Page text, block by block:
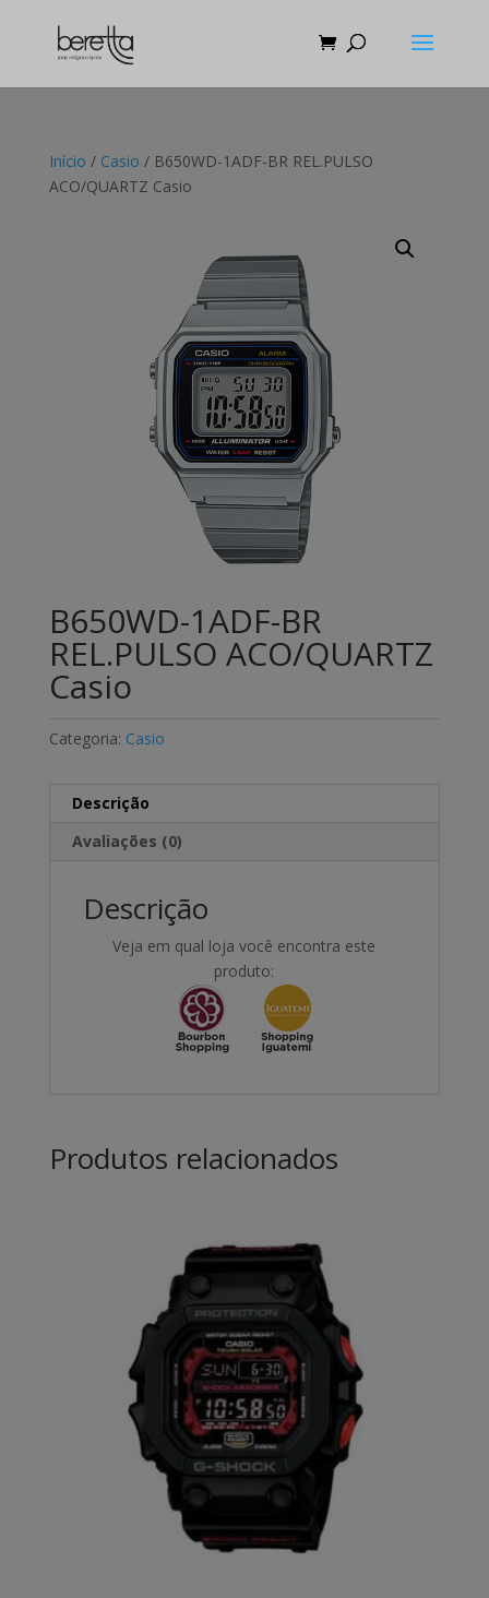
Início / Casio / B650WD-1ADF-BR REL.PULSO
ACO/QUARTZ Casio
B650WD-1ADF-BR
REL.PULSO ACO/QUARTZ
Casio
Categoria: Casio
Descrição
Avaliações (0)
Descrição
Veja em qual loja você encontra este
produto:
Produtos relacionados